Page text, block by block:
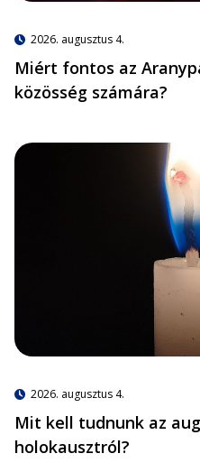
2026. augusztus 4.
Miért fontos az
közösség számára?
2026. augusztus 4.
Mit kell tudnunk az
holokausztról?